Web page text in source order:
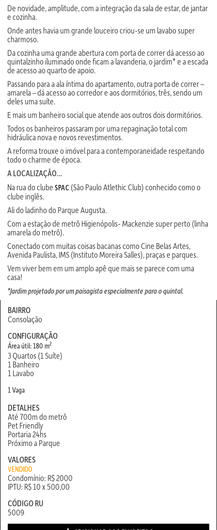
De novidade, amplitude, com a integração da sala de estar, de jantar
e cozinha.
Onde antes havia um grande louceiro criou-se um lavabo super
charmoso.
Da cozinha uma grande abertura com porta de correr dá acesso ao
quintalzinho iluminado onde ficam a lavanderia, o jardim* e a escada
de acesso ao quarto de apoio.
Passando para a ala íntima do apartamento, outra porta de correr –
amarela – dá acesso ao corredor e aos dormitórios, três, sendo um
deles uma suíte.
E mais um banheiro social que atende aos outros dois dormitórios.
Todos os banheiros passaram por uma repaginação total com
hidráulica nova e novos revestimentos.
A reforma trouxe o imóvel para a contemporaneidade respeitando
todo o charme de época.
A LOCALIZAÇÃO…
Na rua do clube SPAC (São Paulo Atlethic Club) conhecido como o
clube inglês.
Ali do ladinho do Parque Augusta.
Com a estação de metrô Higienópolis- Mackenzie super perto (linha
amarela do metrô).
Conectado com muitas coisas bacanas como Cine Belas Artes,
Avenida Paulista, IMS (Instituto Moreira Salles), praças e parques.
Vem viver bem em um amplo apê que mais se parece com uma
casa!
*Jardim projetado por um paisagista especialmente para o quintal.
BAIRRO
Consolação
CONFIGURAÇÃO
Área útil: 180 m2
3 Quartos (1 Suíte)
1 Banheiro
1 Lavabo
1 Vaga
DETALHES
Até 700m do metrô
Pet Friendly
Portaria 24hs
Próximo a Parque
VALORES
VENDIDO
Condomínio: R$ 2000
IPTU: R$ 10 x 500,00
CÓDIGO RU
5009